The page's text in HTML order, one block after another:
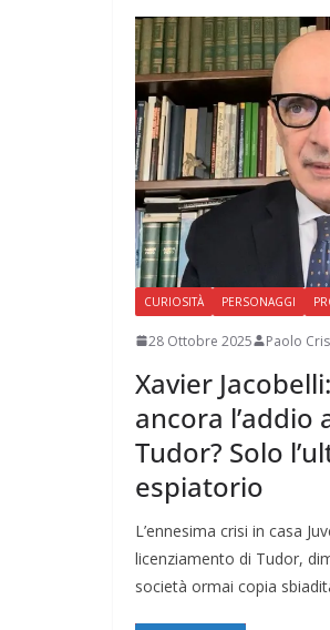
CURIOSITÀ PERSONAGGI
28 Ottobre 2025 Paolo
Xavier
ancora l’addio
Tudor? Solo
espiatorio
L’ennesima crisi in casa
licenziamento di Tudor,
società ormai copia